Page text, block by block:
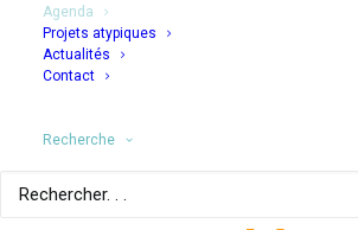
Agenda
Projets atypiques
Actualités
Contact
Recherche
Jamais Jamais –